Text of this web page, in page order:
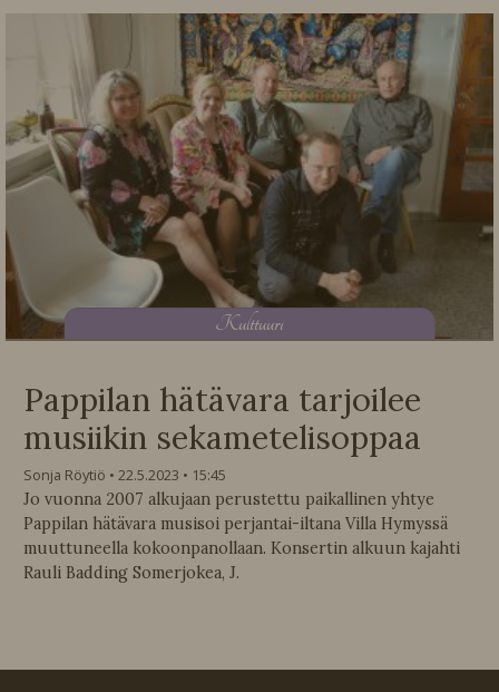
Kulttuuri
Pappilan hätävara tarjoilee
musiikin sekametelisoppaa
Sonja Röytiö 22.5.2023
15:45
Jo vuonna 2007 alkujaan perustettu paikallinen yhtye
Pappilan hätävara musisoi perjantai-iltana Villa Hymyssä
muuttuneella kokoonpanollaan. Konsertin alkuun kajahti
Rauli Badding Somerjokea, J.